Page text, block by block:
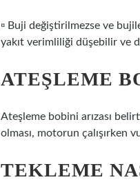
▫ Buji değiştirilmezse ve
yakıt verimliliği düşebilir ve
ATEŞLEME
Ateşleme bobini arızası
olması, motorun çalışırken
TEKLEME